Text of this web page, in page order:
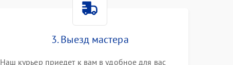
3. Выезд мастера
Наш курьер приедет к вам в удобное для вас